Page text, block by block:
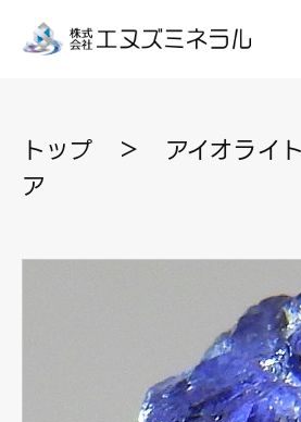
トップ ＞ アイオライト
ア